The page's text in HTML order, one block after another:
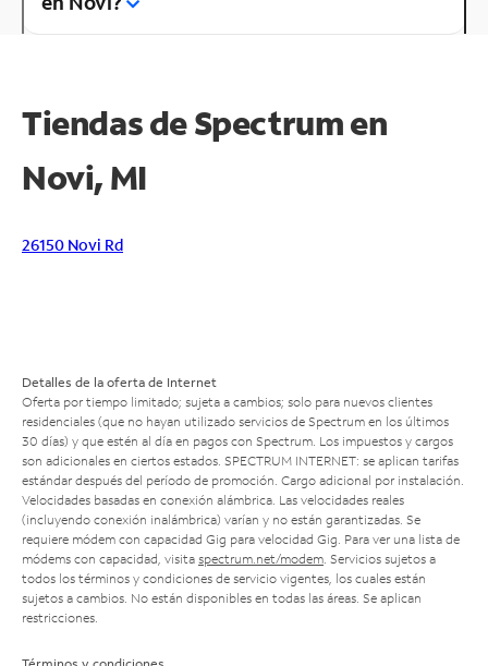
Tiendas de Spectrum en
Novi, MI
26150 Novi Rd
Detalles de la oferta de Internet
Oferta por tiempo limitado; sujeta a cambios; solo para nuevos clientes
residenciales (que no hayan utilizado servicios de Spectrum en los últimos
30 días) y que estén al día en pagos con Spectrum. Los impuestos y cargos
son adicionales en ciertos estados. SPECTRUM INTERNET: se aplican tarifas
estándar después del período de promoción. Cargo adicional por instalación.
Velocidades basadas en conexión alámbrica. Las velocidades reales
(incluyendo conexión inalámbrica) varían y no están garantizadas. Se
requiere módem con capacidad Gig para velocidad Gig. Para ver una lista de
módems con capacidad, visita spectrum.net/modem . Servicios sujetos a
todos los términos y condiciones de servicio vigentes, los cuales están
sujetos a cambios. No están disponibles en todas las áreas. Se aplican
restricciones.